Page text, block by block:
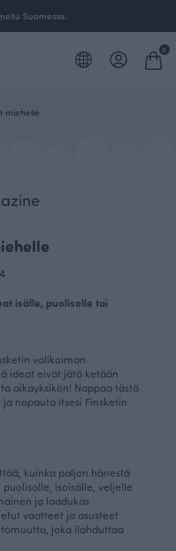
Suomessa.
0
miehelle
isälle, puolisolle tai
valikoiman
ideat eivät jätä ketään
aikayksikön! Nappaa tästä
napauta itsesi Finsketin
kuinka paljon hänestä
isoisälle, veljelle
ja laadukas
vaatteet ja asusteet
joka ilahduttaa